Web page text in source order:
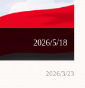
2026/5/18
2026/3/23